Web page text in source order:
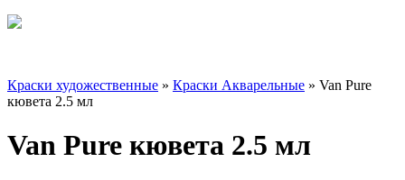
Краски художественные » Краски Акварельные » Van Pure
кювета 2.5 мл
Van Pure кювета 2.5 мл